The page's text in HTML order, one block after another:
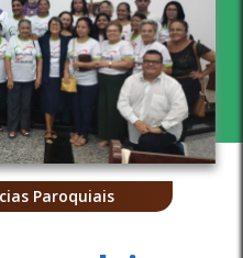
Paroquiais